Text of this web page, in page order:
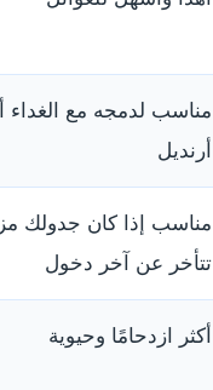
مناسب لدمجه مع الغداء
أرنديل
مناسب إذا كان جدولك
تتأخر عن آخر دخول
أكثر ازدحامًا وحيوية